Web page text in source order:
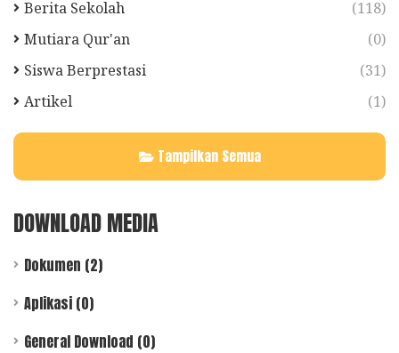
Berita Sekolah
(118)
Mutiara Qur'an
(0)
Siswa Berprestasi
(31)
Artikel
(1)
Tampilkan Semua
DOWNLOAD MEDIA
Dokumen (2)
Aplikasi (0)
General Download (0)